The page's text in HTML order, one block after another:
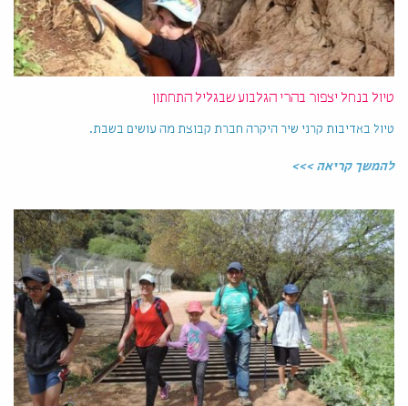
טיול בנחל יצפור בהרי הגלבוע שבגליל התחתון
טיול באדיבות קרני שיר היקרה חברת קבוצת מה עושים בשבת.
להמשך קריאה >>>